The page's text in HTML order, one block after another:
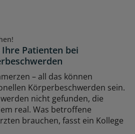
Patienten bei
– all das können
Körperbeschwerden sein.
nicht gefunden, die
real. Was betroffene
brauchen, fasst ein Kollege